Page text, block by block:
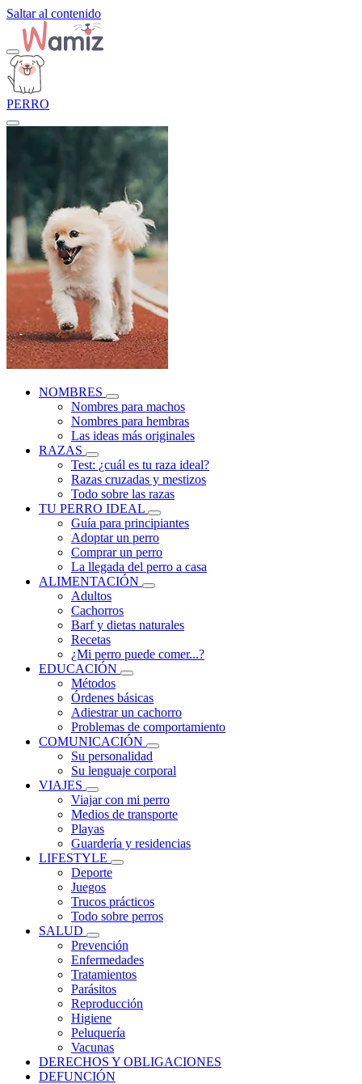
Saltar al contenido
PERRO
NOMBRES
Nombres para machos
Nombres para hembras
Las ideas más originales
RAZAS
Test: ¿cuál es tu raza ideal?
Razas cruzadas y mestizos
Todo sobre las razas
TU PERRO IDEAL
Guía para principiantes
Adoptar un perro
Comprar un perro
La llegada del perro a casa
ALIMENTACIÓN
Adultos
Cachorros
Barf y dietas naturales
Recetas
¿Mi perro puede comer...?
EDUCACIÓN
Métodos
Órdenes básicas
Adiestrar un cachorro
Problemas de comportamiento
COMUNICACIÓN
Su personalidad
Su lenguaje corporal
VIAJES
Viajar con mi perro
Medios de transporte
Playas
Guardería y residencias
LIFESTYLE
Deporte
Juegos
Trucos prácticos
Todo sobre perros
SALUD
Prevención
Enfermedades
Tratamientos
Parásitos
Reproducción
Higiene
Peluquería
Vacunas
DERECHOS Y OBLIGACIONES
DEFUNCIÓN